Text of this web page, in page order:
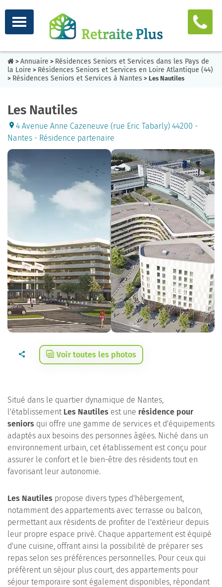
> Annuaire > Résidences Seniors et Services dans les Pays de
la Loire > Résidences Seniors et Services en Loire Atlantique (44)
> Résidences Seniors et Services à Nantes > Les Nautiles
Les Nautiles
4 Avenue Anne Cazeneuve (rue Eric Tabarly) 44200 -
Nantes - Résidence partenaire
Voir toutes les photos
Situé dans le quartier dynamique de Nantes,
l'établissement Les Nautiles est une résidence pour
seniors qui offre une gamme de services et d'équipements
adaptés aux besoins des personnes âgées. Niché dans un
environnement urbain, cet établissement est conçu pour
assurer le confort et le bien-être des résidents tout en
favorisant leur autonomie.
Les Nautiles propose divers types d'hébergement,
notamment des appartements avec terrasse ou balcon,
permettant aux résidents de profiter de l'extérieur depuis
leur propre espace privé. Chaque appartement est équipé
d'une cuisine, offrant ainsi la possibilité de préparer ses
repas selon ses préférences personnelles. Pour ceux qui
préfèrent un séjour plus court, des appartements pour
séjour temporaire sont également disponibles, répondant